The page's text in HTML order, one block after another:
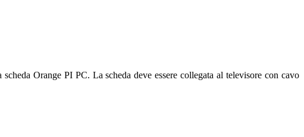
Orange PI PC. La scheda deve essere collegata al televisore con cavo